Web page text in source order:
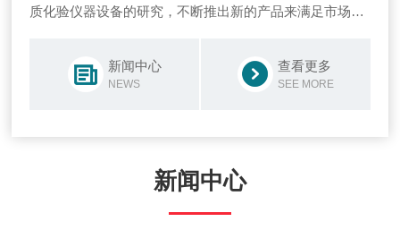
质化验仪器设备的研究，不断推出新的产品来满足市场和
前、售中、售后服务，秉持着“诚信为本”的服务理念真诚
欢迎广大客户的咨询指导。
新闻中心
NEWS
查看更多
SEE MORE
新闻中心